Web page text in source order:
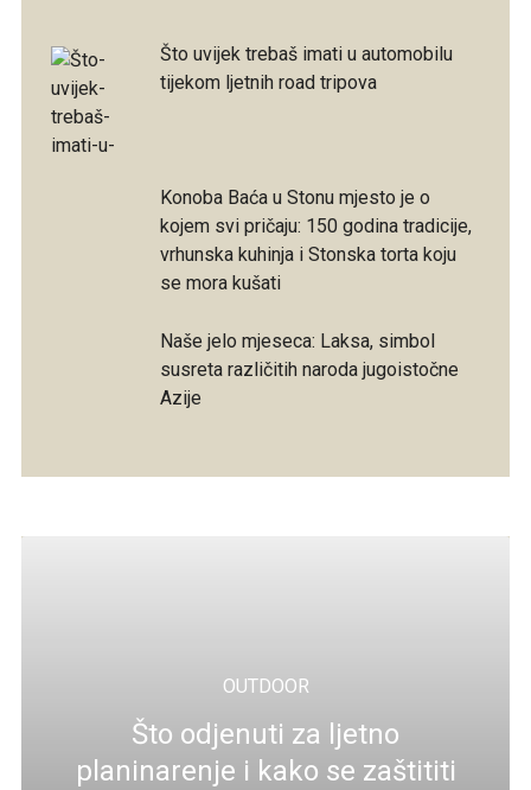
Što uvijek trebaš imati u automobilu
tijekom ljetnih road tripova
Konoba Baća u Stonu mjesto je o
kojem svi pričaju: 150 godina tradicije,
vrhunska kuhinja i Stonska torta koju
se mora kušati
Naše jelo mjeseca: Laksa, simbol
susreta različitih naroda jugoistočne
Azije
OUTDOOR
Što odjenuti za ljetno
planinarenje i kako se zaštititi